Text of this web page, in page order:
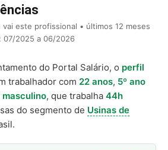
este profissional • últimos 12 meses
07/2025 a 06/2026
do Portal Salário, o perfil
trabalhador com 22 anos, 5º ano
masculino, que trabalha 44h
do segmento de Usinas de